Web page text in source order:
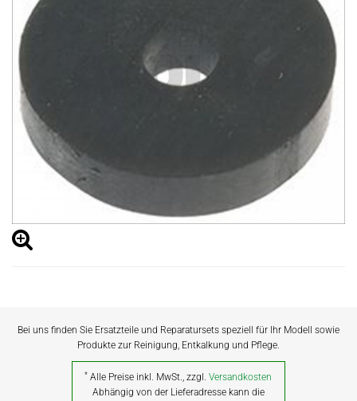
Bei uns finden Sie Ersatzteile und Reparatursets speziell für Ihr Modell sowie
Produkte zur Reinigung, Entkalkung und Pflege.
* Alle Preise inkl. MwSt., zzgl.Versandkosten
Abhängig von der Lieferadresse kann die